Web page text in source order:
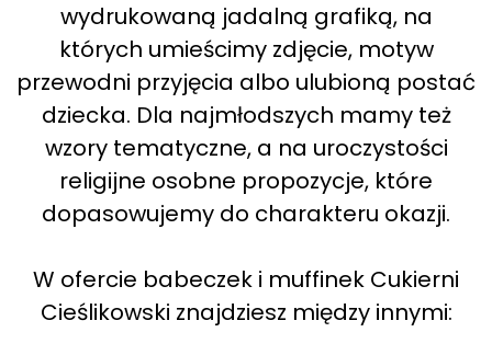
wydrukowaną jadalną grafiką, na
których umieścimy zdjęcie, motyw
przewodni przyjęcia albo ulubioną postać
dziecka. Dla najmłodszych mamy też
wzory tematyczne, a na uroczystości
religijne osobne propozycje, które
dopasowujemy do charakteru okazji.
W ofercie babeczek i muffinek Cukierni
Cieślikowski znajdziesz między innymi: